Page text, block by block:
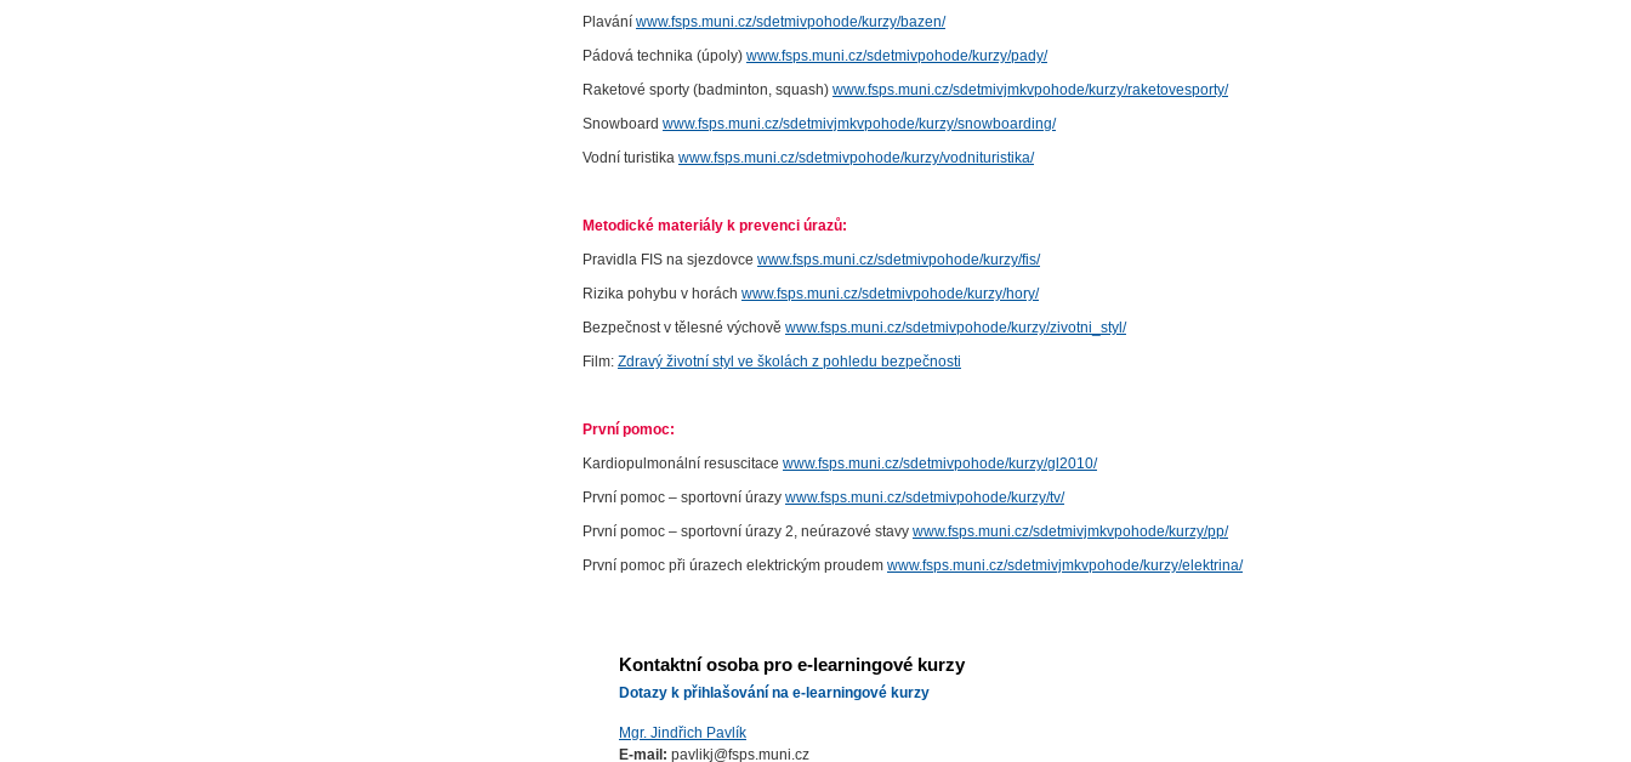
Plavání www.fsps.muni.cz/sdetmivpohode/kurzy/bazen/
Pádová technika (úpoly) www.fsps.muni.cz/sdetmivpohode/kurzy/pady/
Raketové sporty (badminton, squash) www.fsps.muni.cz/sdetmivjmkvpohode/kurzy/raketovesporty/
Snowboard www.fsps.muni.cz/sdetmivjmkvpohode/kurzy/snowboarding/
Vodní turistika www.fsps.muni.cz/sdetmivpohode/kurzy/vodnituristika/
Metodické materiály k prevenci úrazů:
Pravidla FIS na sjezdovce www.fsps.muni.cz/sdetmivpohode/kurzy/fis/
Rizika pohybu v horách www.fsps.muni.cz/sdetmivpohode/kurzy/hory/
Bezpečnost v tělesné výchově www.fsps.muni.cz/sdetmivpohode/kurzy/zivotni_styl/
Film: Zdravý životní styl ve školách z pohledu bezpečnosti
První pomoc:
Kardiopulmonální resuscitace www.fsps.muni.cz/sdetmivpohode/kurzy/gl2010/
První pomoc – sportovní úrazy www.fsps.muni.cz/sdetmivpohode/kurzy/tv/
První pomoc – sportovní úrazy 2, neúrazové stavy www.fsps.muni.cz/sdetmivjmkvpohode/kurzy/pp/
První pomoc při úrazech elektrickým proudem www.fsps.muni.cz/sdetmivjmkvpohode/kurzy/elektrina/
Kontaktní osoba pro e-learningové kurzy
Dotazy k přihlašování na e-learningové kurzy
Mgr. Jindřich Pavlík
E-mail: pavlikj@fsps.muni.cz